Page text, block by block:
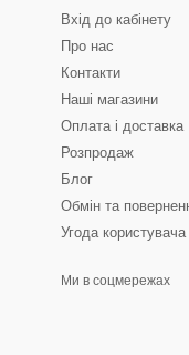
Вхід до кабінету
Про нас
Контакти
Наші магазини
Оплата і доставка
Розпродаж
Блог
Обмін та
Угода користувача
Ми в соцмережах